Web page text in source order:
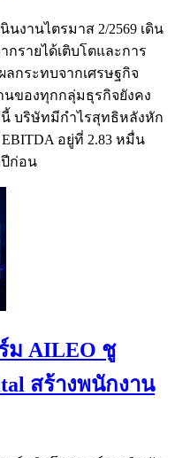
งานไตรมาส 2/2569 เดิน
กรายได้เติบโตและการ
ลกระทบจากเศรษฐกิจ
ของทุกกลุ่มธุรกิจยังคง
บริษัทมีกำไรสุทธิหลังหัก
อยู่ที่ 2.83 หมื่น
ปีก่อน
ม AILEO ชู
สร้างพนักงาน